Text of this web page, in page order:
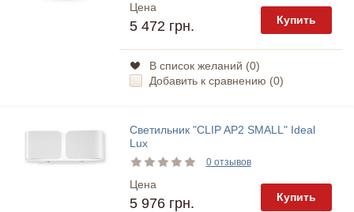
Цена
5 472 грн. Купить
В список желаний (0)
Добавить к сравнению (0)
Светильник "CLIP AP2 SMALL" Ideal
Lux
0 отзывов
Цена
5 976 грн. Купить